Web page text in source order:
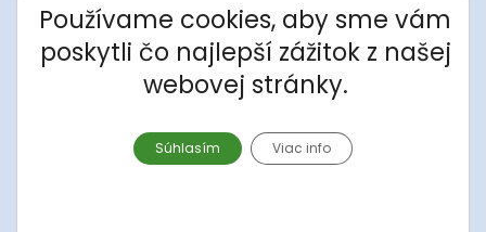
Apartmán
Používame cookies, aby sme vám
poskytli čo najlepší zážitok z našej
webovej stránky.
Súhlasím Viac info